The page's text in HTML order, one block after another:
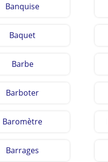
Banquise
Baquet
Barbe
Barboter
Baromètre
Barrages